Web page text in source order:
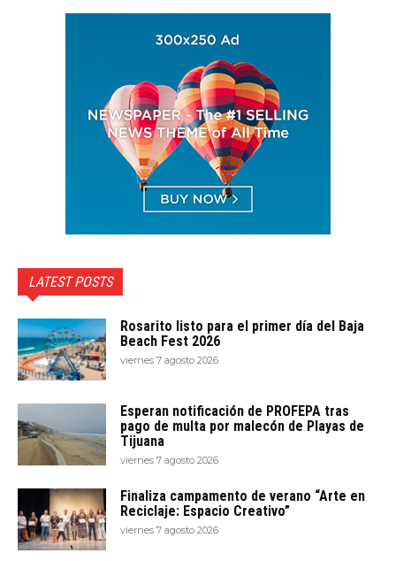
LATEST POSTS
Rosarito listo para el primer día del Baja
Beach Fest 2026
viernes 7 agosto 2026
Esperan notificación de PROFEPA tras
pago de multa por malecón de Playas de
Tijuana
viernes 7 agosto 2026
Finaliza campamento de verano “Arte en
Reciclaje: Espacio Creativo”
viernes 7 agosto 2026